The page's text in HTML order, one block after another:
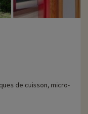
de cuisson, micro-